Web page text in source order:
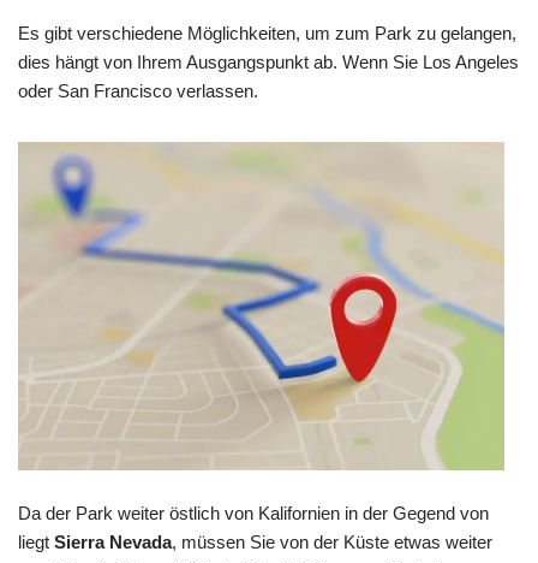
Es gibt verschiedene Möglichkeiten, um zum Park zu gelangen,
dies hängt von Ihrem Ausgangspunkt ab. Wenn Sie Los Angeles
oder San Francisco verlassen.
Da der Park weiter östlich von Kalifornien in der Gegend von
liegt Sierra Nevada, müssen Sie von der Küste etwas weiter